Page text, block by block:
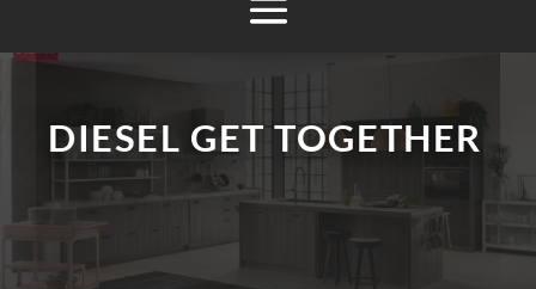
DIESEL GET TOGETHER